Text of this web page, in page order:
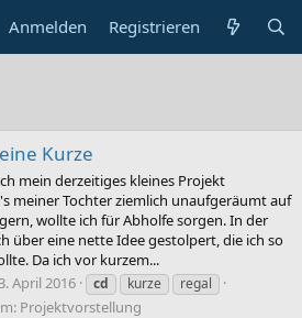
Anmelden Registrieren
Kurze
mein derzeitiges kleines Projekt
meiner Tochter ziemlich unaufgeräumt auf
wollte ich für Abholfe sorgen. In der
über eine nette Idee gestolpert, die ich so
Da ich vor kurzem...
April 2016 cd kurze regal
Projektvorstellung